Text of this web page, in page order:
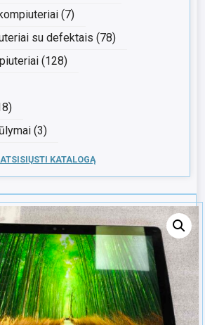
(7)
su defektais (78)
(128)
(3)
ATSISIŲSTI KATALOGĄ